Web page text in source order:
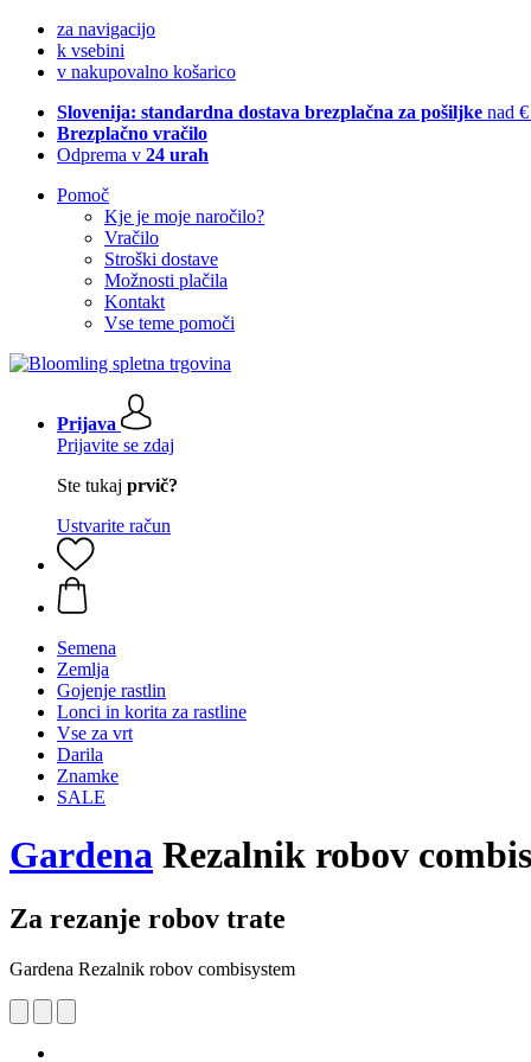
za navigacijo
k vsebini
v nakupovalno košarico
Slovenija: standardna dostava brezplačna za pošiljke nad
Brezplačno vračilo
Odprema v 24 urah
Pomoč
Kje je moje naročilo?
Vračilo
Stroški dostave
Možnosti plačila
Kontakt
Vse teme pomoči
Prijava
Prijavite se zdaj
Ste tukaj prvič?
Ustvarite račun
Semena
Zemlja
Gojenje rastlin
Lonci in korita za rastline
Vse za vrt
Darila
Znamke
SALE
Gardena Rezalnik robov
Za rezanje robov trate
Gardena Rezalnik robov combisystem